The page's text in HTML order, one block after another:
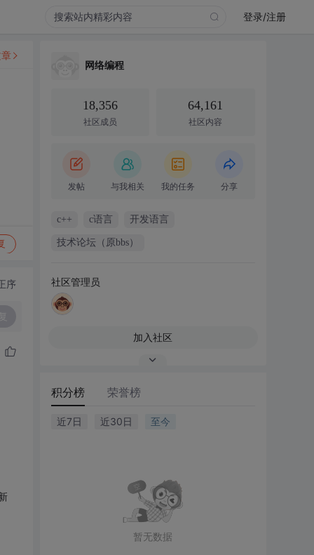
登录/注册
序
网络编程
18,356
社区成员
64,161
社区内容
发帖 与我相关 我的任务 分享
c++ c语言 开发语言
技术论坛（原bbs）
社区管理员
加入社区
积分榜 荣誉榜
近7日 近30日 至今
暂无数据